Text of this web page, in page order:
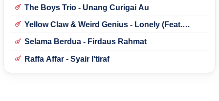
The Boys Trio - Unang Curigai Au
Yellow Claw & Weird Genius - Lonely (Feat.
Selama Berdua - Firdaus Rahmat
Raffa Affar - Syair I'tiraf